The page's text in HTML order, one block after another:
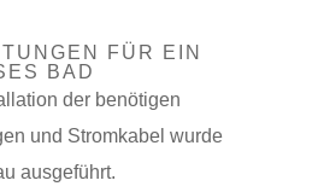
FÜR EIN
BAD
der benötigen
und Stromkabel wurde
ausgeführt.